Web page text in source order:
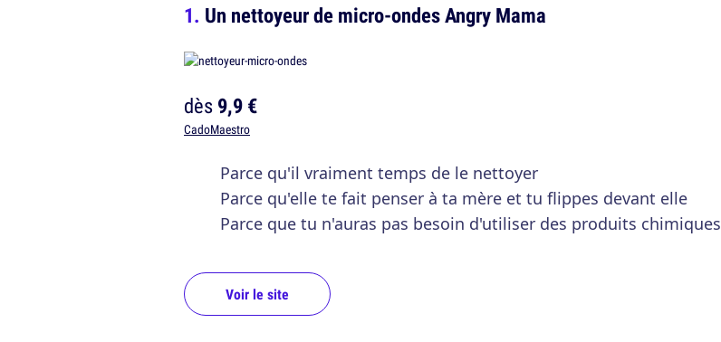
Un nettoyeur de micro-ondes Angry Mama
dès9,9 €
CadoMaestro
Parce qu'il vraiment temps de le nettoyer
Parce qu'elle te fait penser à ta mère et tu flippes devant elle
Parce que tu n'auras pas besoin d'utiliser des produits chimiques
Voir le site